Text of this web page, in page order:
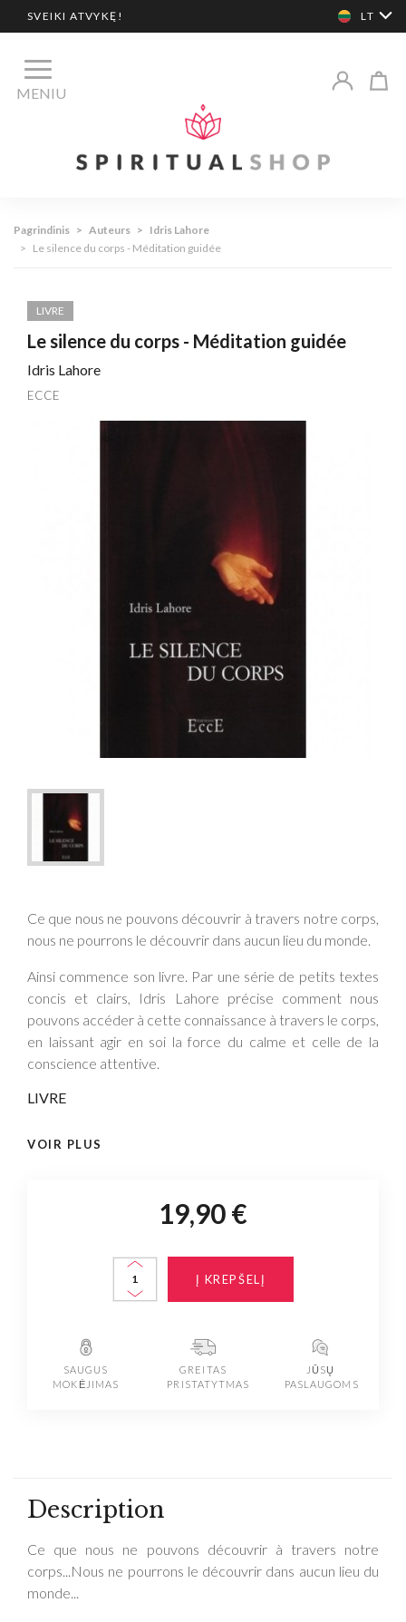
SVEIKI ATVYKĘ! LT
MENIU
Pagrindinis > Auteurs > Idris Lahore
> Le silence du corps - Méditation guidée
LIVRE
Le silence du corps - Méditation guidée
Idris Lahore
ECCE
Ce que nous ne pouvons découvrir à travers notre corps,
nous ne pourrons le découvrir dans aucun lieu du monde.
Ainsi commence son livre. Par une série de petits textes
concis et clairs, Idris Lahore précise comment nous
pouvons accéder à cette connaissance à travers le corps,
en laissant agir en soi la force du calme et celle de la
conscience attentive.
LIVRE
VOIR PLUS
19,90 €
Į KREPŠELĮ
SAUGUS
MOKĖJIMAS
GREITAS
PRISTATYTMAS
JŪSŲ
PASLAUGOMS
Description
Ce que nous ne pouvons découvrir à travers notre
corps...Nous ne pourrons le découvrir dans aucun lieu du
monde...